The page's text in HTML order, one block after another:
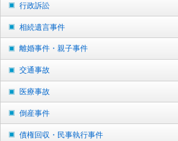
行政訴訟
相続遺言事件
離婚事件・親子事件
交通事故
医療事故
倒産事件
債権回収・民事執行事件